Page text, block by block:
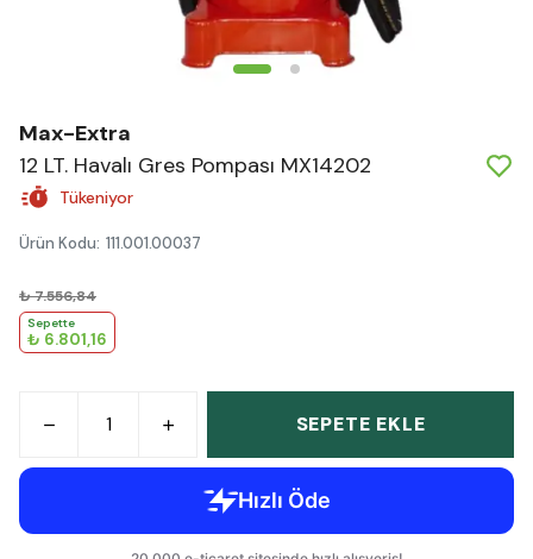
Max-Extra
12 LT. Havalı Gres Pompası MX14202
Tükeniyor
Ürün Kodu: 111.001.00037
₺ 7.556,84
Sepette
₺ 6.801,16
SEPETE EKLE